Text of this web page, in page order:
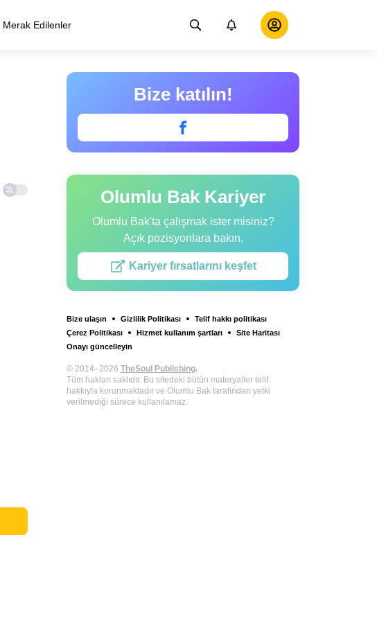
Merak Edilenler
Bize katılın!
Olumlu Bak Kariyer
Olumlu Bak'ta çalışmak ister misiniz?
Açık pozisyonlara bakın.
Kariyer fırsatlarını keşfet
Bize ulaşın Gizlilik Politikası
Telif hakkı politikası
Çerez Politikası
Hizmet kullanım şartları
Site Haritası
Onayı güncelleyin
© 2014–2026 TheSoul Publishing.
Tüm hakları saklıdır. Bu sitedeki bütün materyaller telif
hakkıyla korunmaktadır ve Olumlu Bak tarafından yetki
verilmediği sürece kullanılamaz.